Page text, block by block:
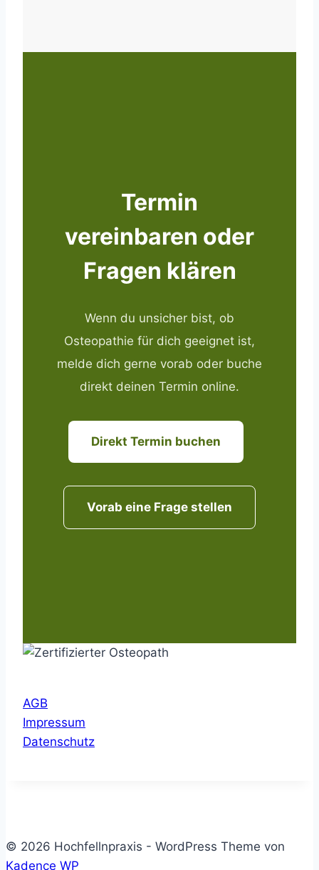
Termin
vereinbaren oder
Fragen klären
Wenn du unsicher bist, ob
Osteopathie für dich geeignet ist,
melde dich gerne vorab oder buche
direkt deinen Termin online.
Direkt Termin buchen
Vorab eine Frage stellen
AGB
Impressum
Datenschutz
© 2026 Hochfellnpraxis - WordPress Theme von
Kadence WP